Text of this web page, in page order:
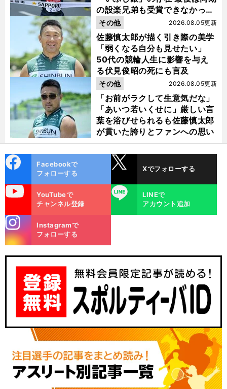
へ
の設楽兄弟も受賞できなかった
金栗杯に輝く
佐藤慎太郎が描く引き際の美学
「弱くなる自分も見せたい」
50代の競輪人生に影響を与え
る伏見俊昭の死にも言及
2026.08.05更新
その他
「お前がラクして生意気だな」
「あいつ若いくせに」厳しい言
葉を浴びせられるも佐藤慎太郎
が貫いた誇りとファンへの思い
2026.08.05更新
その他
ok
Facebookで
フォローする
Xでフォローする
YouTubeで
チャンネル登録
LINE
LINEで
アカウント追加
m
Instagramで
フォローする